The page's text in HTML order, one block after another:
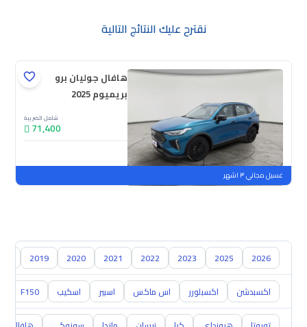
نقترح عليك النتائج التالية
هافال جوليان برو
بريميوم 2025
شامل الضريبة
71,400
جديدة
ملوحة
غسيل مجاني ٣ اشهر
2026
2025
2023
2022
2021
2020
2019
اكسبدشن اكسبلورر اس ماكس اسبير اسكيب F150